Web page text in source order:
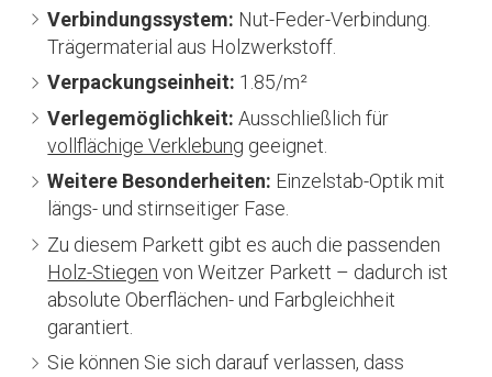
Verbindungssystem: Nut-Feder-Verbindung.
Trägermaterial aus Holzwerkstoff.
Verpackungseinheit: 1.85/m²
Verlegemöglichkeit: Ausschließlich für
vollflächige Verklebung geeignet.
Weitere Besonderheiten: Einzelstab-Optik mit
längs- und stirnseitiger Fase.
Zu diesem Parkett gibt es auch die passenden
Holz-Stiegen von Weitzer Parkett – dadurch ist
absolute Oberflächen- und Farbgleichheit
garantiert.
Sie können Sie sich darauf verlassen, dass